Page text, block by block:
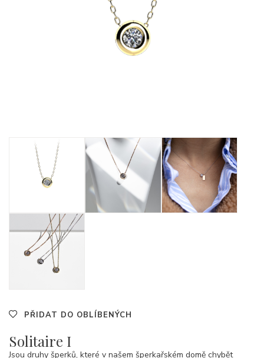
PŘIDAT DO OBLÍBENÝCH
Solitaire I
Jsou druhy šperků, které v našem šperkařském domě chybět